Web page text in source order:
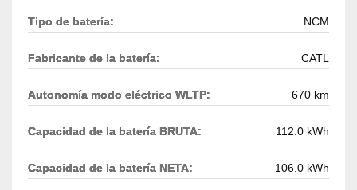
Tipo de batería: NCM
Fabricante de la batería: CATL
Autonomía modo eléctrico WLTP: 670 km
Capacidad de la batería BRUTA: 112.0 kWh
Capacidad de la batería NETA: 106.0 kWh